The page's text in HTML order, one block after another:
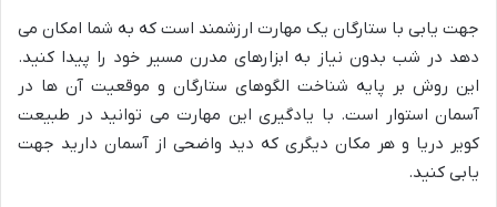
جهت یابی با ستارگان یک مهارت ارزشمند است که به شما امکان می
دهد در شب بدون نیاز به ابزارهای مدرن مسیر خود را پیدا کنید.
این روش بر پایه شناخت الگوهای ستارگان و موقعیت آن ها در
آسمان استوار است. با یادگیری این مهارت می توانید در طبیعت
کویر دریا و هر مکان دیگری که دید واضحی از آسمان دارید جهت
یابی کنید.